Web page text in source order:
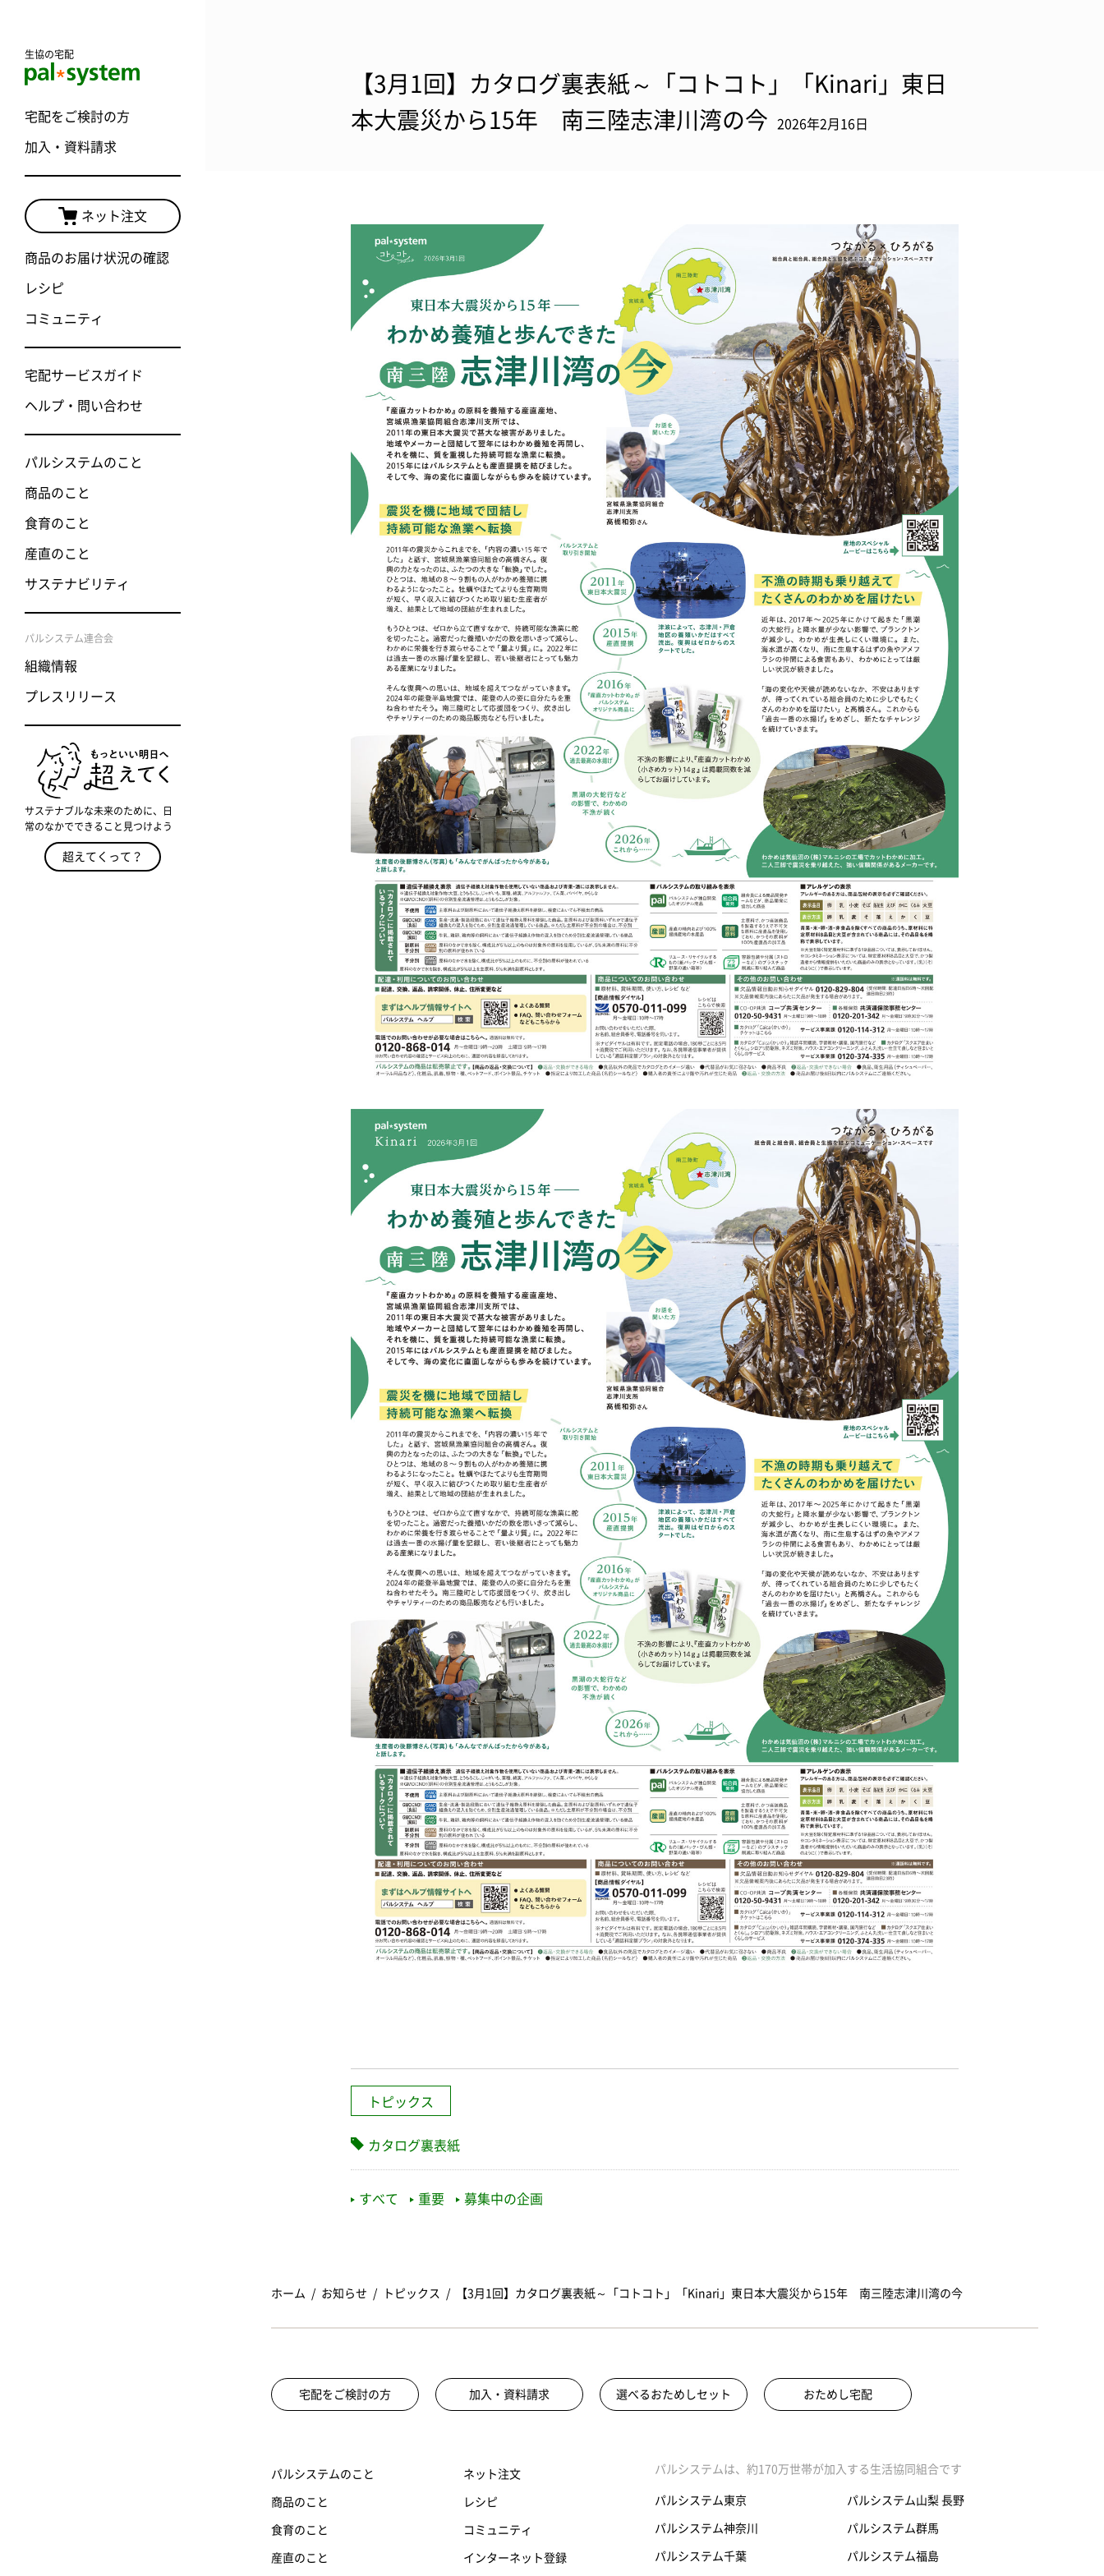
生協の宅配
宅配をご検討の方
加入・資料請求
ネット注文
商品のお届け状況の確認
レシピ
コミュニティ
宅配サービスガイド
ヘルプ・問い合わせ
パルシステムのこと
商品のこと
食育のこと
産直のこと
サステナビリティ
パルシステム連合会
組織情報
プレスリリース
サステナブルな未来のために、日
常のなかでできること見つけよう
超えてくって？
【3月1回】カタログ裏表紙～「コトコト」「Kinari」東日
本大震災から15年 南三陸志津川湾の今
2026年2月16日
トピックス
カタログ裏表紙
すべて 重要 募集中の企画
ホーム お知らせ トピックス 【3月1回】カタログ裏表紙～「コトコト」「Kinari」東日本大震災から15年 南三陸志津川湾の今
宅配をご検討の方 加入・資料請求 選べるおためしセット おためし宅配
パルシステムのこと
商品のこと
食育のこと
産直のこと
ネット注文
レシピ
コミュニティ
インターネット登録
パルシステムは、約170万世帯が加入する生活協同組合です
パルシステム東京
パルシステム神奈川
パルシステム千葉
パルシステム山梨 長野
パルシステム群馬
パルシステム福島